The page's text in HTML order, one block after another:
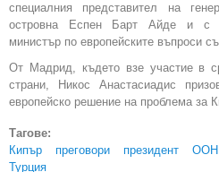
специалния представител на
островна Еспен Барт Айде и с
министър по европейските въпроси
От Мадрид, където взе участие в
страни, Никос Анастасиадис
европейско решение на проблема за
Тагове:
Кипър
преговори президент ООН
Турция